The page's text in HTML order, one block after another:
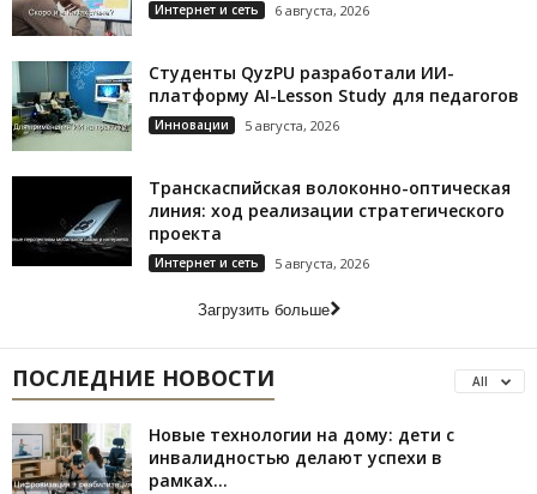
Интернет и сеть 6 августа, 2026
Студенты QyzPU разработали ИИ-
платформу AI-Lesson Study для педагогов
Инновации 5 августа, 2026
Транскаспийская волоконно-оптическая
линия: ход реализации стратегического
проекта
Интернет и сеть 5 августа, 2026
Загрузить больше
ПОСЛЕДНИЕ НОВОСТИ All
Новые технологии на дому: дети с
инвалидностью делают успехи в
рамках...